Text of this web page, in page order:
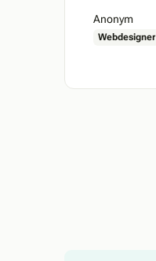
Anonym
Webdesigner